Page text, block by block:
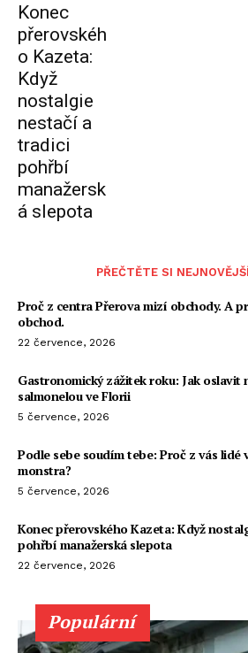
Konec
přerovskéh
o Kazeta:
Když
nostalgie
nestačí a
tradici
pohřbí
manažersk
á slepota
PŘEČTĚTE SI
Proč z centra Přerova mizí obchody. A
obchod.
22 července, 2026
Gastronomický zážitek roku: Jak oslavit
salmonelou ve Florii
5 července, 2026
Podle sebe soudím tebe: Proč z vás
monstra?
5 července, 2026
Konec přerovského Kazeta: Když
pohřbí manažerská slepota
22 července, 2026
Populární